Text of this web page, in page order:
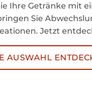
Ihre Getränke mit
Sie
Jetzt
AUSWAHL